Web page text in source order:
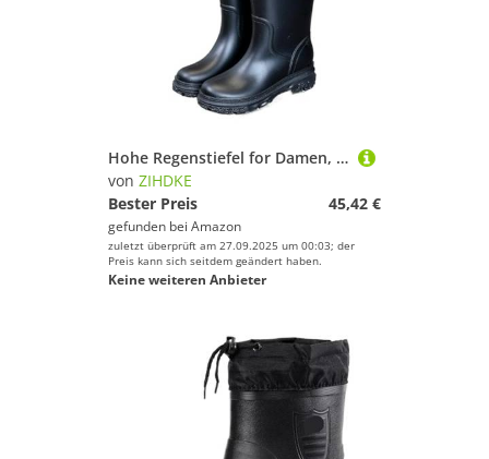
Hohe Regenstiefel for Damen, wasserdicht, for Arbeit und Garten, Galoschen, Regenschuhe for, Outdoor, Angeln, Wasserstiefel, Gummistiefel Für Industrie Handwerk(Black,40)
von ZIHDKE
Bester Preis
45,42 €
gefunden bei Amazon
zuletzt überprüft am 27.09.2025 um 00:03; der
Preis kann sich seitdem geändert haben.
Keine weiteren Anbieter